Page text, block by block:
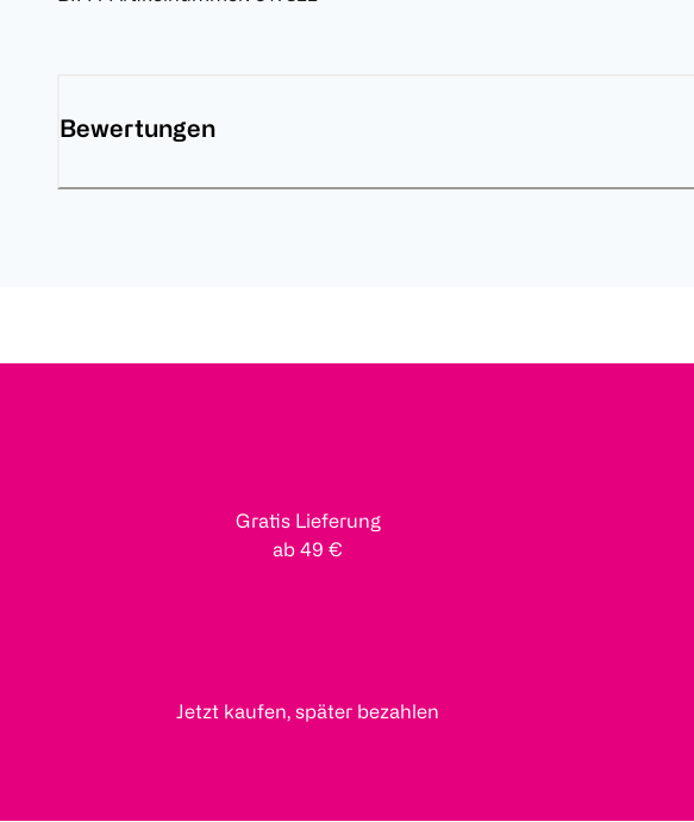
Bewertungen
Gratis Lieferung
ab 49 €
Jetzt kaufen, später bezahlen